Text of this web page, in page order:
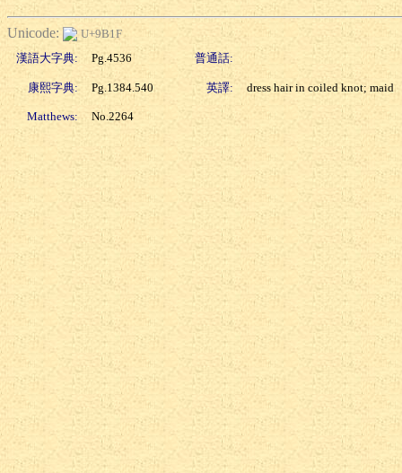
Unicode:
U+9B1F
漢語大字典:
Pg.4536 普通話:
康熙字典: Pg.1384.540 英譯: dress hair in coiled knot; maid
Matthews: No.2264